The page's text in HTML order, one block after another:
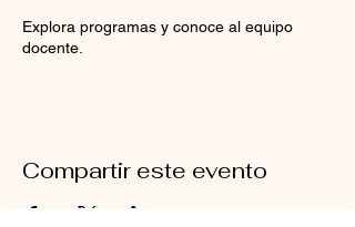
Explora programas y conoce al equipo
docente.
Compartir este evento